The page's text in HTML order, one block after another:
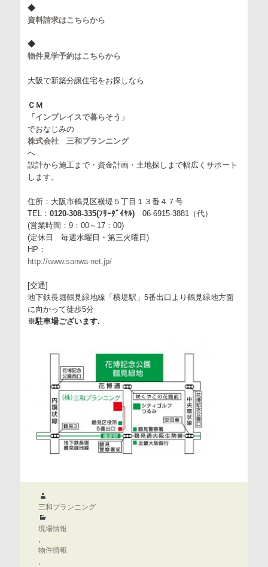
◆
資料請求はこちらから
◆
物件見学予約はこちらから
大阪で新築分譲住宅をお探しなら
ＣＭ
「インプレイスで暮らそう」
でおなじみの
株式会社 三和プランニング
へ
設計から施工まで・資金計画・土地探しまで幅広くサポート
します。
住所：大阪市鶴見区横堤５丁目１３番４７号
TEL： 0120-308-335(ﾌﾘｰﾀﾞｲﾔﾙ)06-6915-3881（代）
(営業時間：9：00～17：00)
(定休日 毎週水曜日・第三火曜日)
HP：
http://www.sanwa-net.jp/
[交通]
地下鉄長堀鶴見緑地線「横堤駅」5番出口より鶴見緑地方面
に向かって徒歩5分
※駐車場ございます.
成
三和プランニング
テ
リ
現場情報
,
物件情報
,